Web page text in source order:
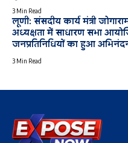
3 Min Read
लूणी: संसदीय कार्य मंत्री
अध्यक्षता में साधारण सभा
जनप्रतिनिधियों का हुआ
3 Min Read